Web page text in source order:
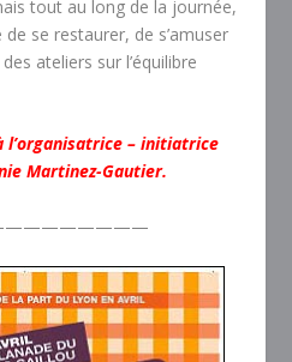
tout au long de la journée,
se restaurer, de s’amuser
ateliers sur l’équilibre
l’organisatrice – initiatrice
Martinez-Gautier.